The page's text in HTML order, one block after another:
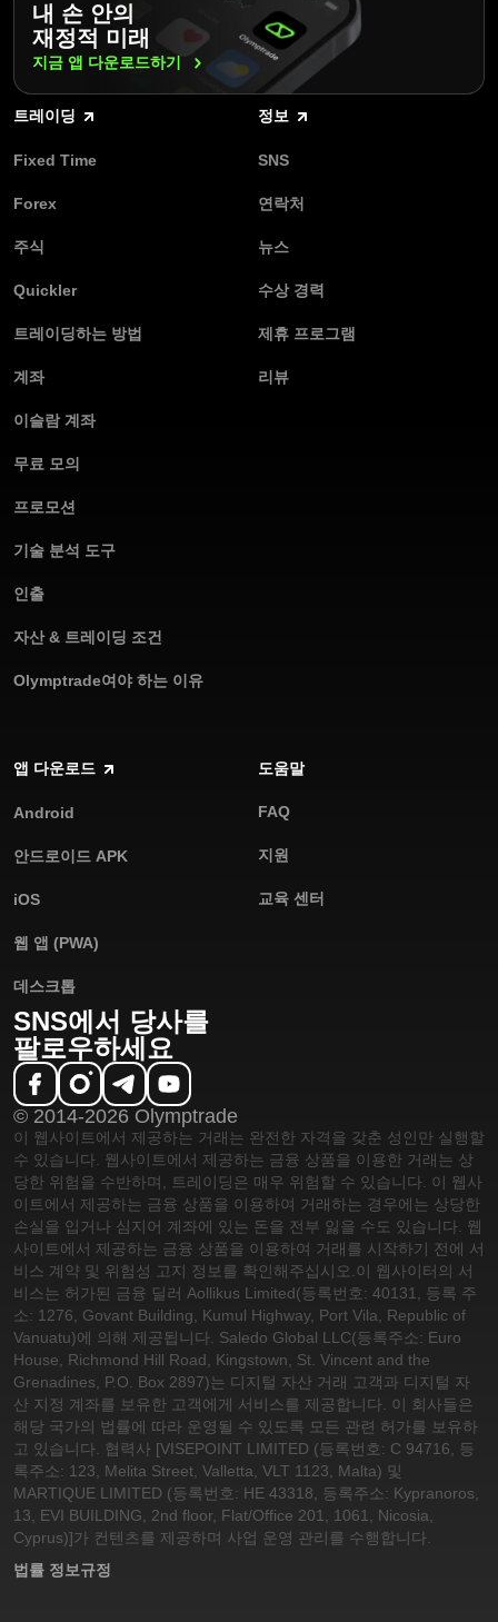
내 손 안의
재정적 미래
지금 앱 다운로드하기
트레이딩
Fixed Time
Forex
주식
Quickler
트레이딩하는 방법
계좌
이슬람 계좌
무료 모의
프로모션
기술 분석 도구
인출
자산 & 트레이딩 조건
Olymptrade여야 하는 이유
정보
SNS
연락처
뉴스
수상 경력
제휴 프로그램
리뷰
앱 다운로드
Android
안드로이드 APK
iOS
웹 앱 (PWA)
데스크톱
도움말
FAQ
지원
교육 센터
SNS에서 당사를
팔로우하세요
© 2014-2026 Olymptrade
이 웹사이트에서 제공하는 거래는 완전한 자격을 갖춘 성인만 실행할
수 있습니다. 웹사이트에서 제공하는 금융 상품을 이용한 거래는 상
당한 위험을 수반하며, 트레이딩은 매우 위험할 수 있습니다. 이 웹사
이트에서 제공하는 금융 상품을 이용하여 거래하는 경우에는 상당한
손실을 입거나 심지어 계좌에 있는 돈을 전부 잃을 수도 있습니다. 웹
사이트에서 제공하는 금융 상품을 이용하여 거래를 시작하기 전에 서
비스 계약 및 위험성 고지 정보를 확인해주십시오. 이 웹사이터의 서
비스는 허가된 금융 딜러 Aollikus Limited(등록번호: 40131, 등록 주
소: 1276, Govant Building, Kumul Highway, Port Vila, Republic of
Vanuatu)에 의해 제공됩니다. Saledo Global LLC(등록주소: Euro
House, Richmond Hill Road, Kingstown, St. Vincent and the
Grenadines, P.O. Box 2897)는 디지털 자산 거래 고객과 디지털 자
산 지정 계좌를 보유한 고객에게 서비스를 제공합니다. 이 회사들은
해당 국가의 법률에 따라 운영될 수 있도록 모든 관련 허가를 보유하
고 있습니다. 협력사 [VISEPOINT LIMITED (등록번호: C 94716, 등
록주소: 123, Melita Street, Valletta, VLT 1123, Malta) 및
MARTIQUE LIMITED (등록번호: HE 43318, 등록주소: Kypranoros,
13, EVI BUILDING, 2nd floor, Flat/Office 201, 1061, Nicosia,
Cyprus)]가 컨텐츠를 제공하며 사업 운영 관리를 수행합니다.
법률 정보규정